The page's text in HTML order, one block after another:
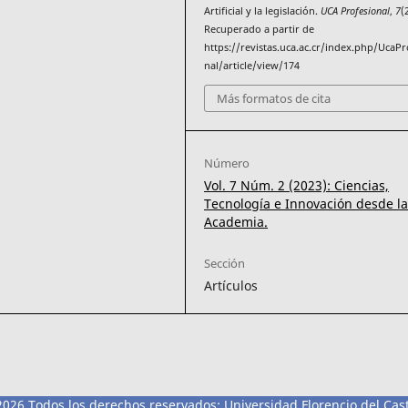
Artificial y la legislación. UCA Profesional, 7
Recuperado a partir de
https://revistas.uca.ac.cr/index.php/
nal/article/view/174
Más formatos de cita
Número
Vol. 7 Núm. 2 (2023): Ciencias,
Tecnología e Innovación desde la
Academia.
Sección
Artículos